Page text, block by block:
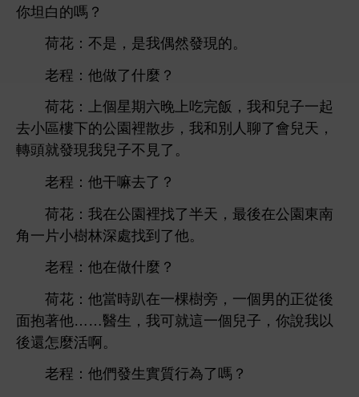
坦
嗎？
荷
： ， 偶然 現
。
老程：
什麼？
荷
： 個 期 完飯， 兒子
起
區
公園裡散步， 別 聊 兒
，
轉
就 現 兒子 見
。
老程：
干嘛
？
荷
： 公園裡 半 ，最
公園
角
片 林 處 到
。
老程：
什麼？
荷
： 當 趴 棵 旁， 個男
正從
面抱著
……醫 ， 就 個兒子，
以
還
麼活啊。
老程：
們 實質 為
嗎？